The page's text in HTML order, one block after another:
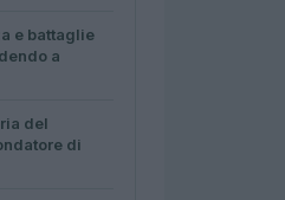
e battaglie
a
del
di